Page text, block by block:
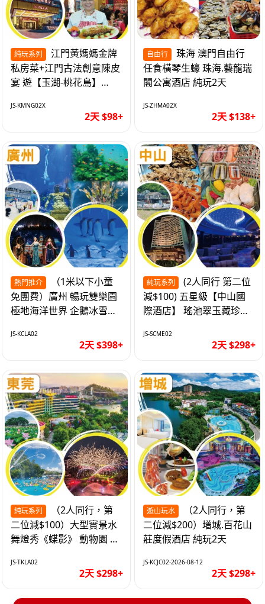
純玩系列
私房菜+江門古法創意陳皮
宴 遊【玉湖-桃花島】
純玩2天
JS-KMNG02X
2天 $98+
自由行
任食橫琴生蠔 珠海.藝龍瑞
閣公寓酒店 純玩2天
JS-ZHMA02X
2天 $138+
熱門推介
免團費）廣州 暢玩雙樂園
極地海洋世界 企鵝冰雪世
JS-KCLA02
2天 $398+
純玩系列
減$100) 五星級【中山國
際酒店】 瑤池翠玉藏珍盅
JS-SCME02
2天 $298+
純玩系列
二位減$100）大型實景水
舞燈秀《蝶影》 動物園 水
純玩2天
JS-TKLA02
2天 $298+
遊山玩水
二位減$200）增城.百花山
莊度假酒店 純玩2天
JS-KCJC02-2026-08-12
2天 $298+